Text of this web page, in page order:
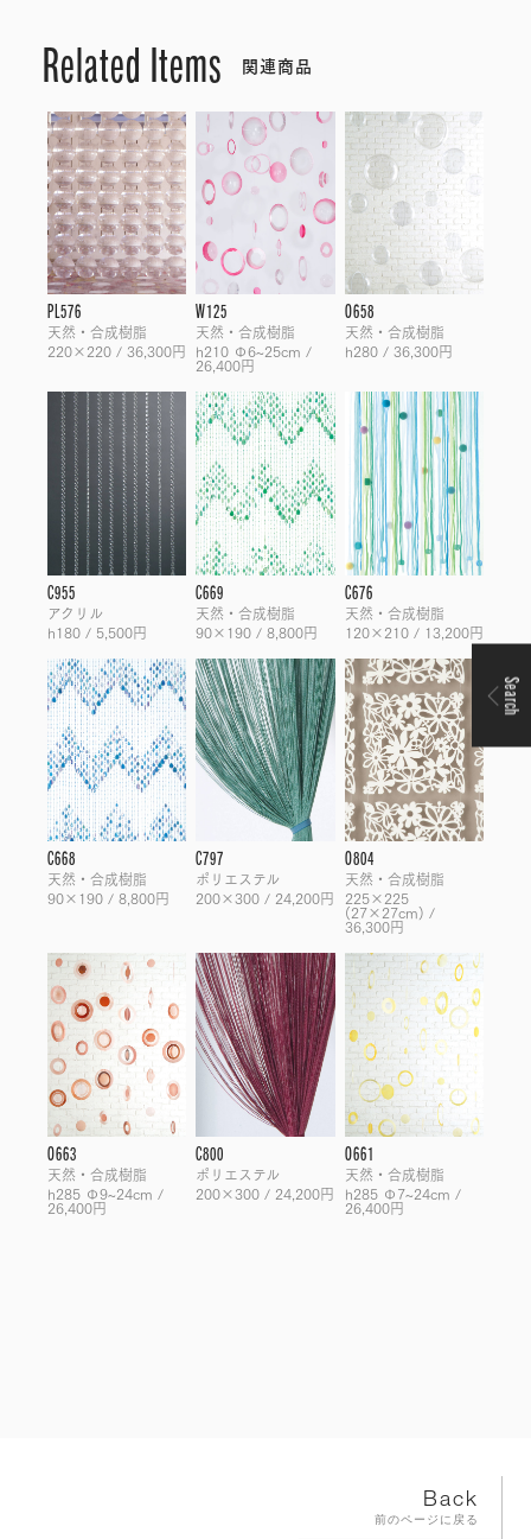
Related Items 関連商品
PL576
天然・合成樹脂
220×220 / 36,300円
W125
天然・合成樹脂
h210 Φ6~25cm /
26,400円
O658
天然・合成樹脂
h280 / 36,300円
C955
アクリル
h180 / 5,500円
C669
天然・合成樹脂
90×190 / 8,800円
C676
天然・合成樹脂
120×210 / 13,200円
C668
天然・合成樹脂
90×190 / 8,800円
C797
ポリエステル
200×300 / 24,200円
O804
天然・合成樹脂
225×225
(27×27cm) /
36,300円
O663
天然・合成樹脂
h285 Φ9~24cm /
26,400円
C800
ポリエステル
200×300 / 24,200円
O661
天然・合成樹脂
h285 Φ7~24cm /
26,400円
Back
前のページに戻る
Search